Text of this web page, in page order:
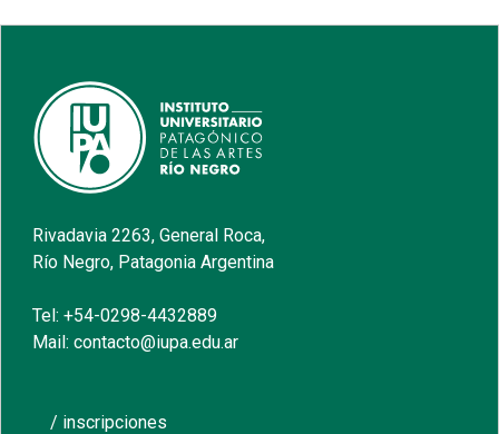
Rivadavia 2263, General Roca,
Río Negro, Patagonia Argentina
Tel: +54-0298-4432889
Mail: contacto@iupa.edu.ar
/ inscripciones